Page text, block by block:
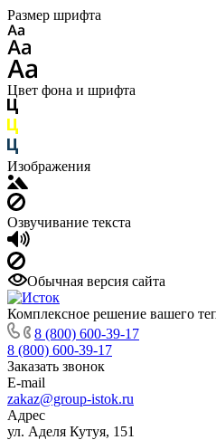
Размер шрифта
Цвет фона и шрифта
Изображения
Озвучивание текста
Обычная версия сайта
Комплексное решение вашего
8 (800) 600-39-17
8 (800) 600-39-17
Заказать звонок
E-mail
zakaz@group-istok.ru
Адрес
ул. Аделя Кутуя, 151